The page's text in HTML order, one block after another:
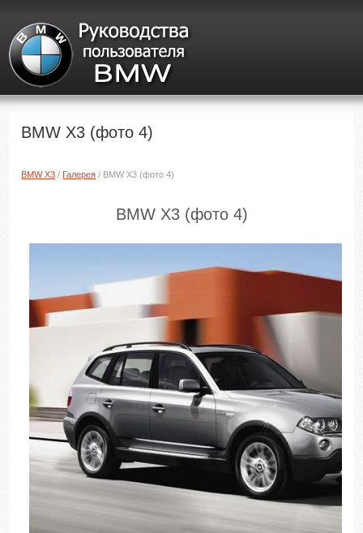
BMW X3 (фото 4)
BMW X3 / Галерея / BMW X3 (фото 4)
BMW X3 (фото 4)